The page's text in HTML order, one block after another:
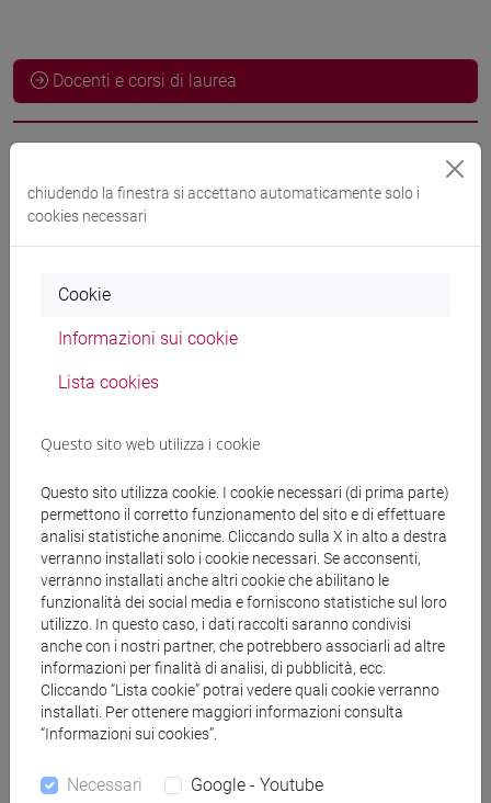
Docenti e corsi di laurea
Materiali didattici
Materiali su Moodle
[A40] SCIENCE AND MANAGEMENT OF
CLIMATE CHANGE - Master di Secondo Livello
(DM270)
climate economics and finance
[R343] SCIENZA E GESTIONE DEI
CAMBIAMENTI CLIMATICI - Corso di Dottorato
(D.M.226/2021)
climate economics and finance
chiudendo la finestra si accettano automaticamente solo i
cookies necessari
Cookie
Informazioni sui cookie
Lista cookies
Questo sito web utilizza i cookie
Questo sito utilizza cookie. I cookie necessari (di prima parte)
permettono il corretto funzionamento del sito e di effettuare
analisi statistiche anonime. Cliccando sulla X in alto a destra
verranno installati solo i cookie necessari. Se acconsenti,
verranno installati anche altri cookie che abilitano le
funzionalità dei social media e forniscono statistiche sul loro
utilizzo. In questo caso, i dati raccolti saranno condivisi
anche con i nostri partner, che potrebbero associarli ad altre
informazioni per finalità di analisi, di pubblicità, ecc.
Cliccando “Lista cookie” potrai vedere quali cookie verranno
installati. Per ottenere maggiori informazioni consulta
“Informazioni sui cookies”.
Necessari Google - Youtube